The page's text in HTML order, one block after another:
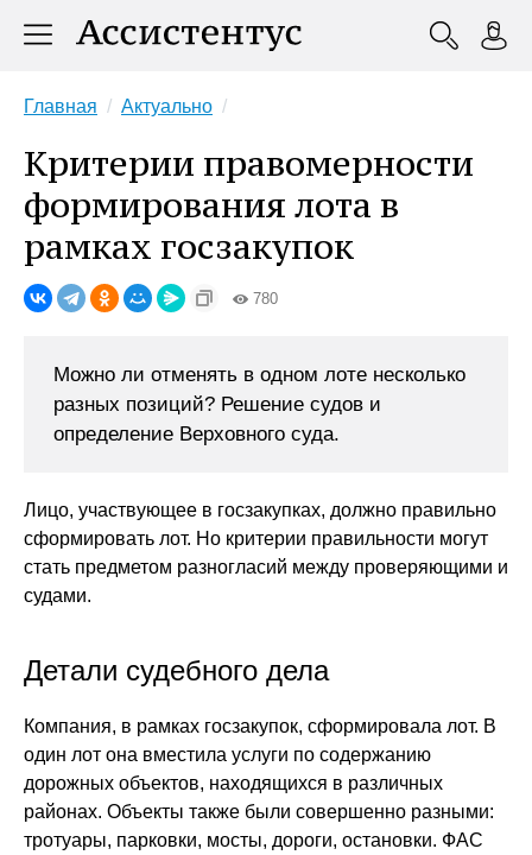
Главная Актуально
Критерии правомерности
формирования лота в
рамках госзакупок
780
Можно ли отменять в одном лоте несколько
разных позиций? Решение судов и
определение Верховного суда.
Лицо, участвующее в госзакупках, должно правильно
сформировать лот. Но критерии правильности могут
стать предметом разногласий между проверяющими и
судами.
Детали судебного дела
Компания, в рамках госзакупок, сформировала лот. В
один лот она вместила услуги по содержанию
дорожных объектов, находящихся в различных
районах. Объекты также были совершенно разными:
тротуары, парковки, мосты, дороги, остановки. ФАС